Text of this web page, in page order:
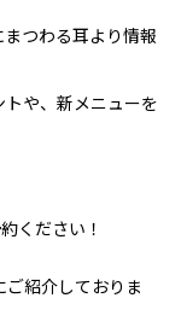
つわる耳より情報
や、新メニューを
ください！
ご紹介しておりま